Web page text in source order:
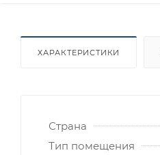
ХАРАКТЕРИСТИКИ
Страна
Тип помещения